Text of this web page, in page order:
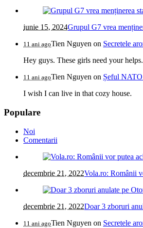
iunie 15, 2024Grupul G7 vrea
11 ani agoTien Nguyen on Secretele
Hey guys. These girls need your
11 ani agoTien Nguyen on Șeful NATO
I wish I can live in that cozy house.
Populare
Noi
Comentarii
decembrie 21, 2022Vola.ro: Românii
decembrie 21, 2022Doar 3 zboruri
11 ani agoTien Nguyen on Secretele